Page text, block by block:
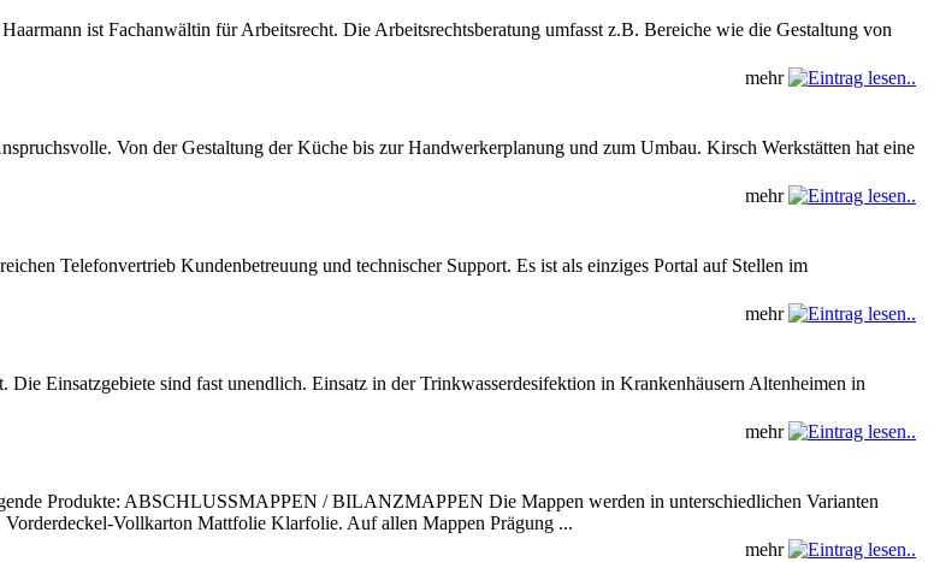
ist Fachanwältin für Arbeitsrecht. Die Arbeitsrechtsberatung umfasst z.B. Bereiche wie die Gestaltung von
mehr
Von der Gestaltung der Küche bis zur Handwerkerplanung und zum Umbau. Kirsch Werkstätten hat eine
mehr
Telefonvertrieb Kundenbetreuung und technischer Support. Es ist als einziges Portal auf Stellen im
mehr
Einsatzgebiete sind fast unendlich. Einsatz in der Trinkwasserdesifektion in Krankenhäusern Altenheimen in
mehr
Produkte: ABSCHLUSSMAPPEN / BILANZMAPPEN Die Mappen werden in unterschiedlichen Varianten
Vorderdeckel-Vollkarton Mattfolie Klarfolie. Auf allen Mappen Prägung ...
mehr